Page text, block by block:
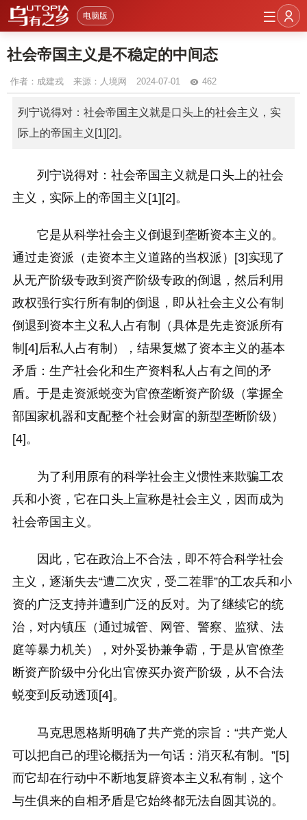
电脑版
社会帝国主义是不稳定的中间态
作者： 成建戎 来源：人境网 2024-07-01 462
列宁说得对：社会帝国主义就是口头上的社会主义，实
际上的帝国主义[1][2]。
列宁说得对：社会帝国主义就是口头上的社会
主义，实际上的帝国主义[1][2]。
它是从科学社会主义倒退到垄断资本主义的。
通过走资派（走资本主义道路的当权派）[3]实现了
从无产阶级专政到资产阶级专政的倒退，然后利用
政权强行实行所有制的倒退，即从社会主义公有制
倒退到资本主义私人占有制（具体是先走资派所有
制[4]后私人占有制），结果复燃了资本主义的基本
矛盾：生产社会化和生产资料私人占有之间的矛
盾。于是走资派蜕变为官僚垄断资产阶级（掌握全
部国家机器和支配整个社会财富的新型垄断阶级）
[4]。
为了利用原有的科学社会主义惯性来欺骗工农
兵和小资，它在口头上宣称是社会主义，因而成为
社会帝国主义。
因此，它在政治上不合法，即不符合科学社会
主义，逐渐失去“遭二次灾，受二茬罪”的工农兵和小
资的广泛支持并遭到广泛的反对。为了继续它的统
治，对内镇压（通过城管、网管、警察、监狱、法
庭等暴力机关），对外妥协兼争霸，于是从官僚垄
断资产阶级中分化出官僚买办资产阶级，从不合法
蜕变到反动透顶[4]。
马克思恩格斯明确了共产党的宗旨：“共产党人
可以把自己的理论概括为一句话：消灭私有制。”[5]
而它却在行动中不断地复辟资本主义私有制，这个
与生俱来的自相矛盾是它始终都无法自圆其说的。